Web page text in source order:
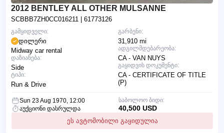
2012 BENTLEY ALL OTHER MULSANNE
SCBBB7ZH0CC016211 | 61773126
გარბენი:
31,910 mi
ადგილმდებარეობა:
CA - VAN NUYS
გაყიდვის დოკუმენტი:
CA - CERTIFICATE OF TITLE
(P)
გამყიდველი:
დილერი
Midway car rental
დაზიანება:
Side
ტიპი:
Run & Drive
Sun 23 Aug 1970, 12:00
აუქციონი დასრულდა
ეს ავტომობილი გაყიდულია
საბოლოო ბიდი:
40,500 USD